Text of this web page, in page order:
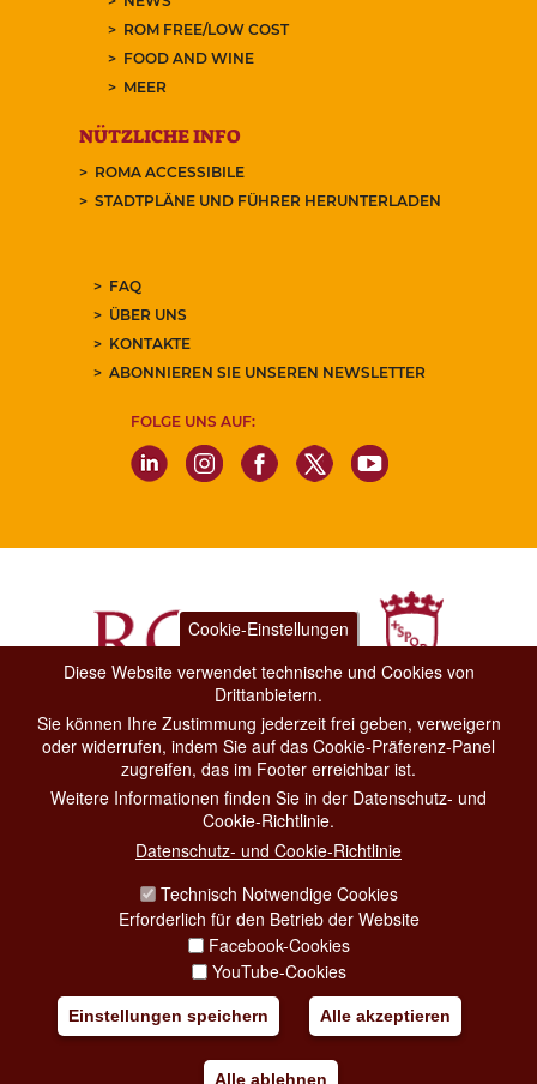
ROM FREE/LOW COST
FOOD AND WINE
MEER
NÜTZLICHE INFO
ROMA ACCESSIBILE
STADTPLÄNE UND FÜHRER HERUNTERLADEN
FAQ
ÜBER UNS
KONTAKTE
ABONNIEREN SIE UNSEREN NEWSLETTER
FOLGE UNS AUF:
Dipartimento Grandi Eventi, Sport, Turismo e Moda.
Via di San Basilio, 51
00187 Roma
CONTACT CENTER TEL. 06 06 08
CONTATTA LA REDAZIONE
SOCIAL MEDIA POLICY
Cookie-Einstellungen
Diese Website verwendet technische und Cookies von
Drittanbietern.
Sie können Ihre Zustimmung jederzeit frei geben, verweigern
oder widerrufen, indem Sie auf das Cookie-Präferenz-Panel
zugreifen, das im Footer erreichbar ist.
Weitere Informationen finden Sie in der Datenschutz- und
Cookie-Richtlinie.
Datenschutz- und Cookie-Richtlinie
Technisch Notwendige Cookies
Erforderlich für den Betrieb der Website
Facebook-Cookies
YouTube-Cookies
Einstellungen speichern Alle akzeptieren
Alle ablehnen